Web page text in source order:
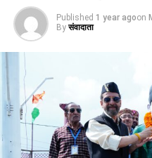
Published 1 year agoon
By संवादाता